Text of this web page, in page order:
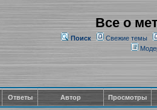
Все о
Поиск Свежие темы
Ответы Автор Просмотры